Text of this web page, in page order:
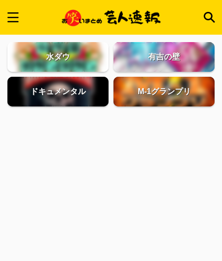
水ダウ 有吉の壁
ドキュメンタル M-1グランプリ